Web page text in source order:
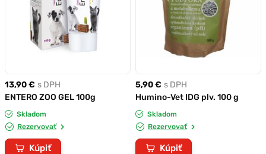
13,90 € s DPH
ENTERO ZOO GEL 100g
Skladom
Rezervovať
Kúpiť
5,90 € s DPH
Humino-Vet IDG plv. 100 g
Skladom
Rezervovať
Kúpiť